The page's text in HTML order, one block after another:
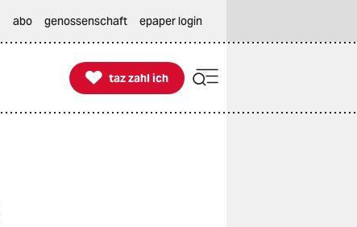
abo genossenschaft epaper login

taz zahl ich
taz zahl ich